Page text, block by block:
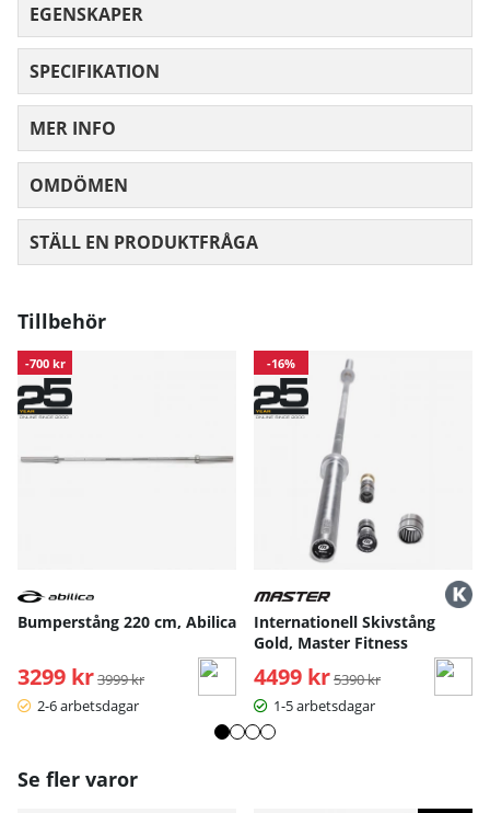
EGENSKAPER
SPECIFIKATION
MER INFO
OMDÖMEN
STÄLL EN PRODUKTFRÅGA
Tillbehör
-700 kr
Bumperstång 220 cm, Abilica
3299 kr Ordinarie pris:
3999 kr
2-6 arbetsdagar
-16%
Internationell Skivstång
Gold, Master Fitness
4499 kr Ordinarie pris:
5390 kr
1-5 arbetsdagar
Se fler varor